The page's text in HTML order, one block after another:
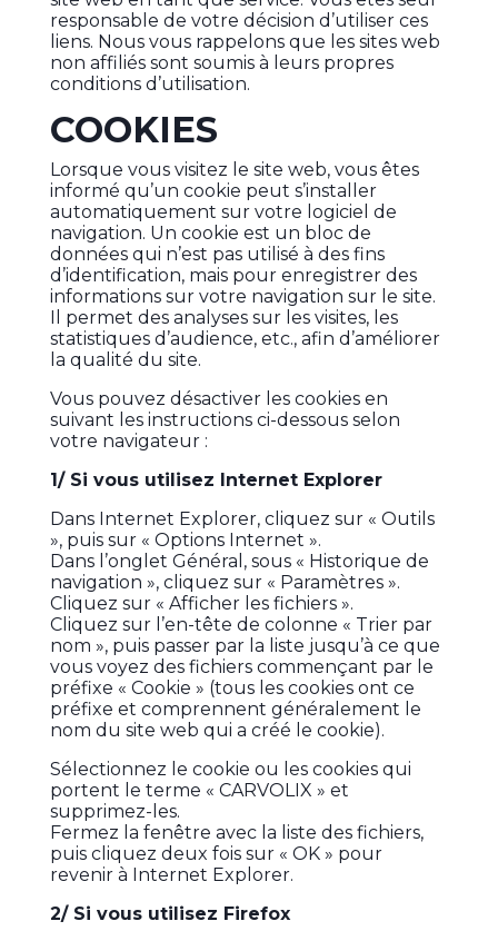
responsable de votre décision d’utiliser ces
liens. Nous vous rappelons que les sites web
non affiliés sont soumis à leurs propres
conditions d’utilisation.
COOKIES
Lorsque vous visitez le site web, vous êtes
informé qu’un cookie peut s’installer
automatiquement sur votre logiciel de
navigation. Un cookie est un bloc de
données qui n’est pas utilisé à des fins
d’identification, mais pour enregistrer des
informations sur votre navigation sur le site.
Il permet des analyses sur les visites, les
statistiques d’audience, etc., afin d’améliorer
la qualité du site.
Vous pouvez désactiver les cookies en
suivant les instructions ci-dessous selon
votre navigateur :
1/ Si vous utilisez Internet Explorer
Dans Internet Explorer, cliquez sur « Outils
», puis sur « Options Internet ».
Dans l’onglet Général, sous « Historique de
navigation », cliquez sur « Paramètres ».
Cliquez sur « Afficher les fichiers ».
Cliquez sur l’en-tête de colonne « Trier par
nom », puis passer par la liste jusqu’à ce que
vous voyez des fichiers commençant par le
préfixe « Cookie » (tous les cookies ont ce
préfixe et comprennent généralement le
nom du site web qui a créé le cookie).
Sélectionnez le cookie ou les cookies qui
portent le terme « CARVOLIX » et
supprimez-les.
Fermez la fenêtre avec la liste des fichiers,
puis cliquez deux fois sur « OK » pour
revenir à Internet Explorer.
2/ Si vous utilisez Firefox